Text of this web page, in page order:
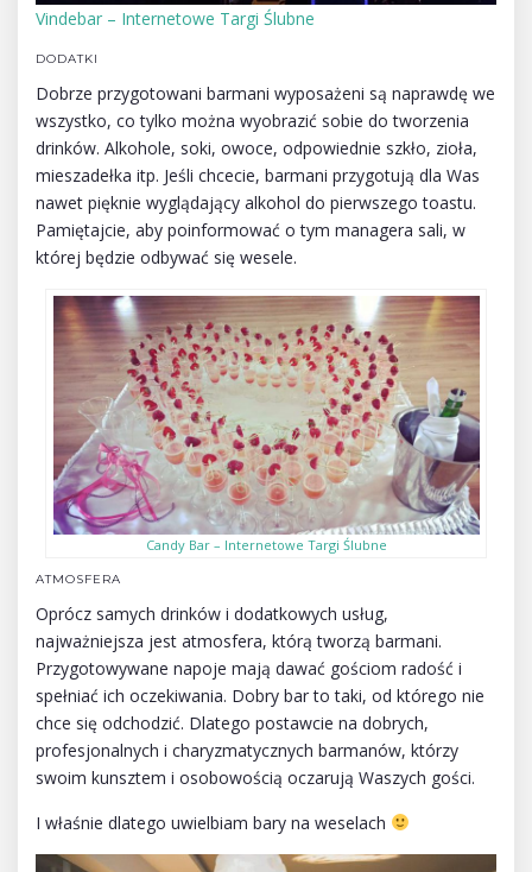
Vindebar – Internetowe Targi Ślubne
DODATKI
Dobrze przygotowani barmani wyposażeni są naprawdę we
wszystko, co tylko można wyobrazić sobie do tworzenia
drinków. Alkohole, soki, owoce, odpowiednie szkło, zioła,
mieszadełka itp. Jeśli chcecie, barmani przygotują dla Was
nawet pięknie wyglądający alkohol do pierwszego toastu.
Pamiętajcie, aby poinformować o tym managera sali, w
której będzie odbywać się wesele.
Candy Bar – Internetowe Targi Ślubne
ATMOSFERA
Oprócz samych drinków i dodatkowych usług,
najważniejsza jest atmosfera, którą tworzą barmani.
Przygotowywane napoje mają dawać gościom radość i
spełniać ich oczekiwania. Dobry bar to taki, od którego nie
chce się odchodzić. Dlatego postawcie na dobrych,
profesjonalnych i charyzmatycznych barmanów, którzy
swoim kunsztem i osobowością oczarują Waszych gości.
I właśnie dlatego uwielbiam bary na weselach